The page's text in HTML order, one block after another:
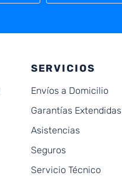
SERVICIOS
Envíos a Domicilio
Garantías Extendidas
Asistencias
Seguros
Servicio Técnico